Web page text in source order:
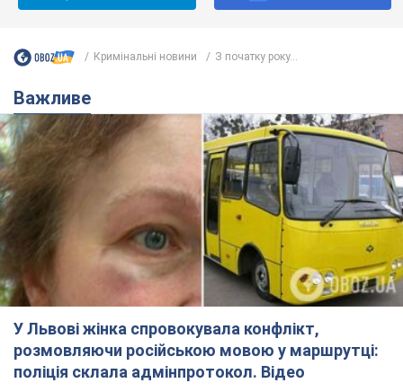
Кримінальні новини З початку року...
Важливе
У Львові жінка спровокувала конфлікт,
розмовляючи російською мовою у маршрутці:
поліція склала адмінпротокол. Відео